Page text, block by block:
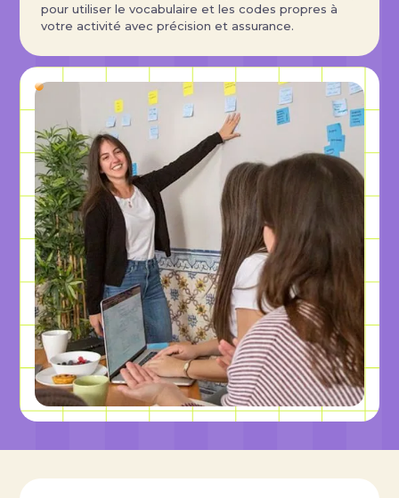
pour utiliser le vocabulaire et les codes propres à
votre activité avec précision et assurance.